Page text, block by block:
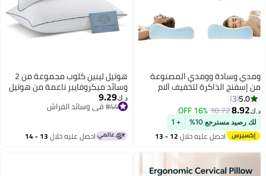
ومدي وسادة وومدي المصنوعة
من إسفنج الذاكرة لتخفيف آلام
الرقبة مع غطاء وسادة بديل من
الحرير الجليدي، وسادة سرير من
الحرير الجليدي المبرد، وسادة داعمة
مريحة للرقبة مصممة هندسيًا
لتناسب وضعية الجسم أثناء النوم
على البطن أو الجانب أو الظهر
5.0
3
د.ك‏8.92
10.72
16% OFF
لك رصيد مسترجع 10% + 1
احصل عليه خلال 12 - 13
هوتيل لينين كلوب مجموعة من 2
وسائد ميكروفايبر ناعمة من هوتيل
بعرض 1 سم وخياطة واحدة، أبيض
كينج
د.ك‏9.29
#44 في وسائد الفراش
احصل عليه خلال 13 - 14